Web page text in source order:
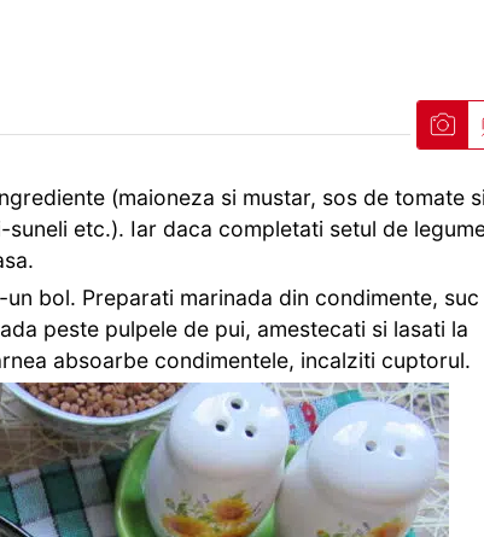
(maioneza si mustar, sos de tomate si
etc.). Iar daca completati setul de
bol. Preparati marinada din condimente, suc
peste pulpele de pui, amestecati si lasati la
absoarbe condimentele, incalziti cuptorul.